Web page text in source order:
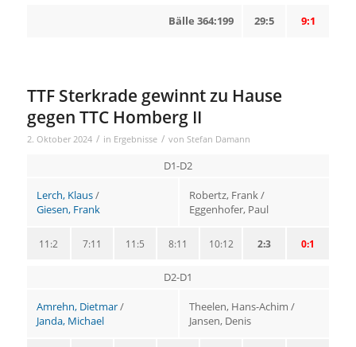
9:1
29:5
Bälle 364:199
TTF Sterkrade gewinnt zu Hause
gegen TTC Homberg II
2. Oktober 2024 / in Ergebnisse / von Stefan Damann
D1-D2
Lerch, Klaus/
Giesen, Frank
Robertz, Frank /
Eggenhofer, Paul
0:1
2:3
10:12
8:11
11:5
7:11
11:2
D2-D1
Amrehn, Dietmar/
Janda, Michael
Theelen, Hans-Achim /
Jansen, Denis